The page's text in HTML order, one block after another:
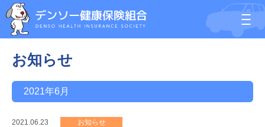
お知らせ
2021年6月
2021.06.23
お知らせ